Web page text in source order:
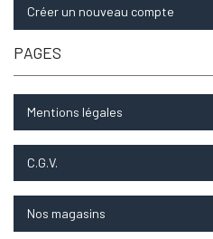
Créer un nouveau compte
PAGES
Mentions légales
C.G.V.
Nos magasins